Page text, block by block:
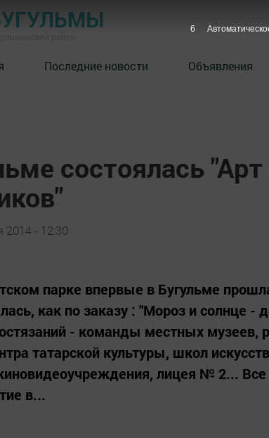
Последние новости Объявления
состоялась
2014 - 12:30
парке впервые в Бугульме
как по заказу : "Мороз и солнце -
- команды местных музеев,
татарской культуры, школ
лицея № 2...
в...
5